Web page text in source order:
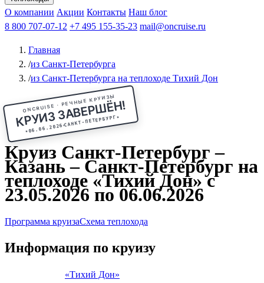
Чебоксарыиз Волгоградаиз Саратова Все города
КазаньВ Нижний НовгородВ ПермьВ Ростов-на-Дону
РыбинскНа СоловкиНа ВалаамПо ОкеПо Енисею
Афанасий Никитин Октябрьская революция
ФединАлександр СвешниковИван
МироновА.С.Попов
О компании Акции Контакты Наш блог
8 800 707-07-12 +7 495 155-35-23 mail@oncruise.ru
Главная
/из Санкт-Петербурга
/из Санкт-Петербурга на теплоходе Тихий Дон
ONCRUISE · РЕЧНЫЕ КРУИЗЫ
КРУИЗ ЗАВЕРШЁН!
★ 06.06.2026
САНКТ-ПЕТЕРБУРГ★
Круиз Санкт-Петербург –
Казань – Санкт-Петербург на
теплоходе «Тихий Дон» с
23.05.2026 по 06.06.2026
Программа круизаСхема теплохода
Информация по круизу
«Тихий Дон»